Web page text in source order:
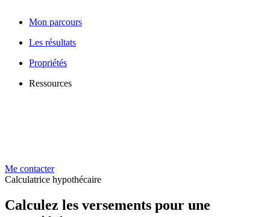
Mon parcours
Les résultats
Propriétés
Ressources
Me contacter
Calculatrice hypothécaire
Calculez les versements pour une